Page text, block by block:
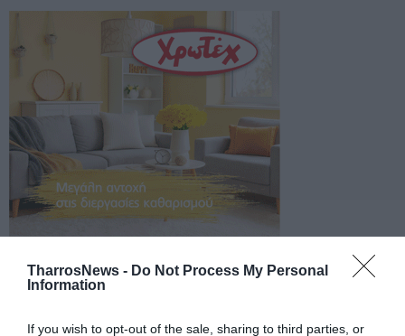
TharrosNews - Do Not Process My Personal
Information
If you wish to opt-out of the sale, sharing to third parties, or